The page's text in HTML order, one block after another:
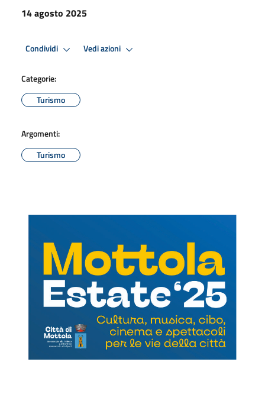
14 agosto 2025
Condividi Vedi azioni
Categorie:
Turismo
Argomenti:
Turismo